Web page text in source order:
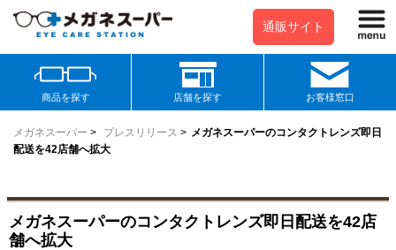
通販サイト
商品を探す 店舗を探す お客様窓口
メガネスーパー > プレスリリース > メガネスーパーのコンタクトレンズ即日
配送を42店舗へ拡大
メガネスーパーのコンタクトレンズ即日配送を42店
舗へ拡大